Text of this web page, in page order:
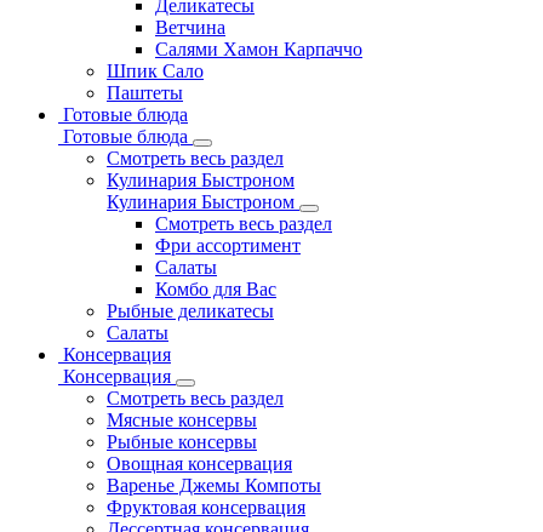
Деликатесы
Ветчина
Салями Хамон Карпаччо
Шпик Сало
Паштеты
Готовые блюда
Готовые блюда
Смотреть весь раздел
Кулинария Быстроном
Кулинария Быстроном
Смотреть весь раздел
Фри ассортимент
Салаты
Комбо для Вас
Рыбные деликатесы
Салаты
Консервация
Консервация
Смотреть весь раздел
Мясные консервы
Рыбные консервы
Овощная консервация
Варенье Джемы Компоты
Фруктовая консервация